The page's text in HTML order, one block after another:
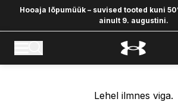
Hooaja lõpumüük – suvised tooted kuni
ainult 9. augustini.
Lehel ilmnes viga.